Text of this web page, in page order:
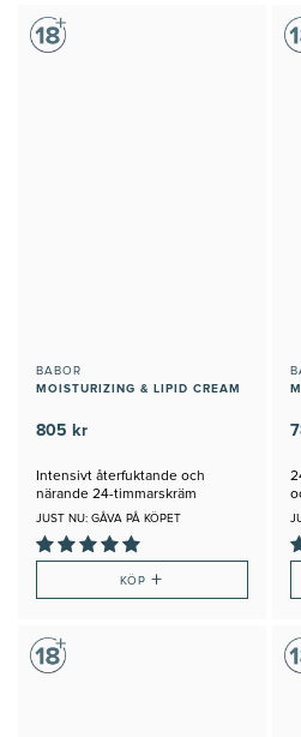
BABOR
MOISTURIZING & LIPID CREAM
805 kr
Intensivt återfuktande och
närande 24-timmarskräm
JUST NU: GÅVA PÅ KÖPET
KÖP+